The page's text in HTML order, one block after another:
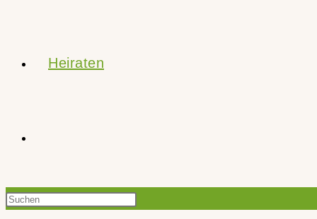
Heiraten
Suche
Press